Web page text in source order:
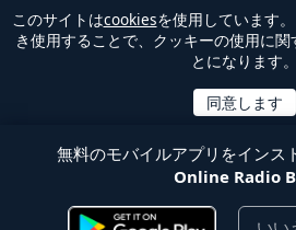
このサイトはcookiesを使用しています
き使用することで、クッキーの使用に
とになります。
無料のモバイルアプリをインス
Online Radio